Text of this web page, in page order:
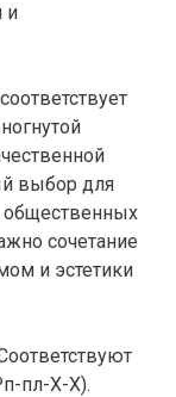
и
выбор для
общественных
сочетание
и эстетики
пл-Х-Х).